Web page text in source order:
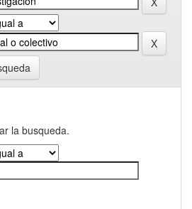
la busqueda.